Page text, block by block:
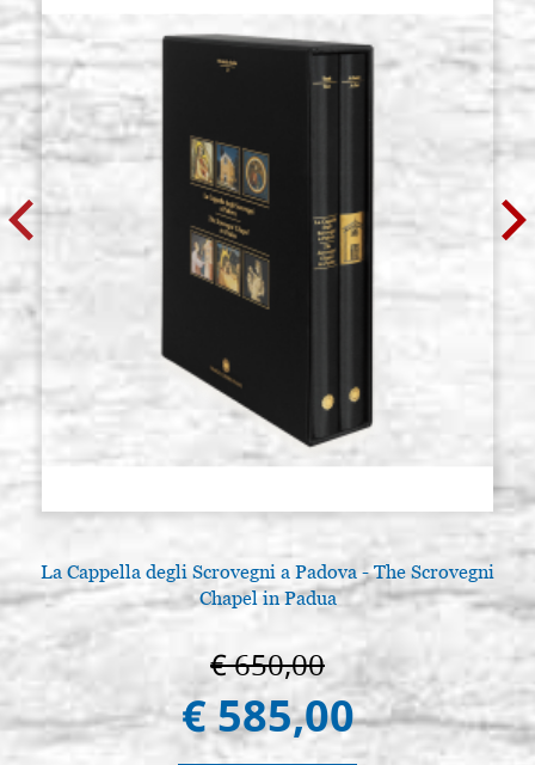
La Cappella degli Scrovegni a Padova - The Scrovegni
Chapel in Padua
€ 650,00
€ 585,00